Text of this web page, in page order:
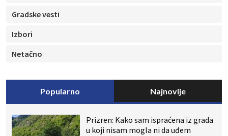
Gradske vesti
Izbori
Netačno
Popularno Najnovije
Prizren: Kako sam ispraćena iz grada
u koji nisam mogla ni da uđem